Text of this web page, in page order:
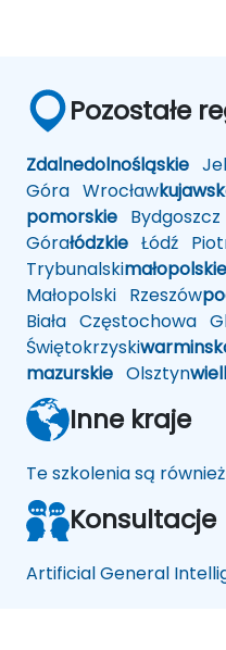
Pozostałe
Zdalnedolnośląskie
Góra Wrocław
pomorskie Bydgoszcz
Górałódzkie Łódź
Trybunalskimałopolskie
Małopolski Rzeszów
Biała Częstochowa
Świętokrzyski
mazurskie Olsztyn
Inne kraje
Te szkolenia są
Konsultacje
Artificial General